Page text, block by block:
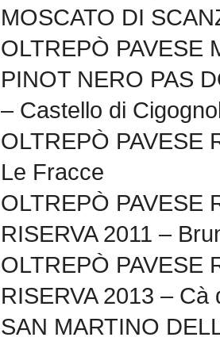
MOSCATO DI
OLTREPÒ PAVESE
PINOT NERO PAS
– Castello di
OLTREPÒ PAVESE
Le Fracce
OLTREPÒ PAVESE
RISERVA 2011 –
OLTREPÒ PAVESE
RISERVA 2013 – Cà
SAN MARTINO